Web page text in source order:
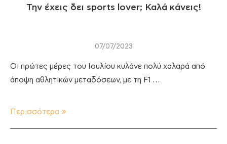
Την έχεις δει sports lover; Καλά κάνεις!
07/07/2023
Οι πρώτες μέρες του Ιουλίου κυλάνε πολύ χαλαρά από
άποψη αθλητικών μεταδόσεων, με τη F1 …
Περισσότερα